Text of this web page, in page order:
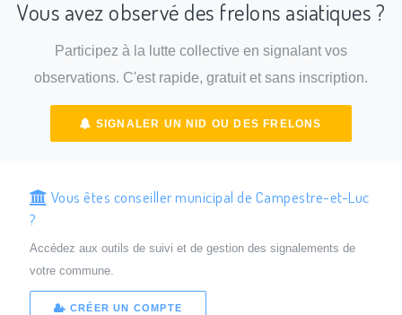
Vous avez observé des frelons asiatiques ?
Participez à la lutte collective en signalant vos
observations. C'est rapide, gratuit et sans inscription.
SIGNALER UN NID OU DES FRELONS
Vous êtes conseiller municipal de Campestre-et-Luc
?
Accédez aux outils de suivi et de gestion des signalements de
votre commune.
CRÉER UN COMPTE